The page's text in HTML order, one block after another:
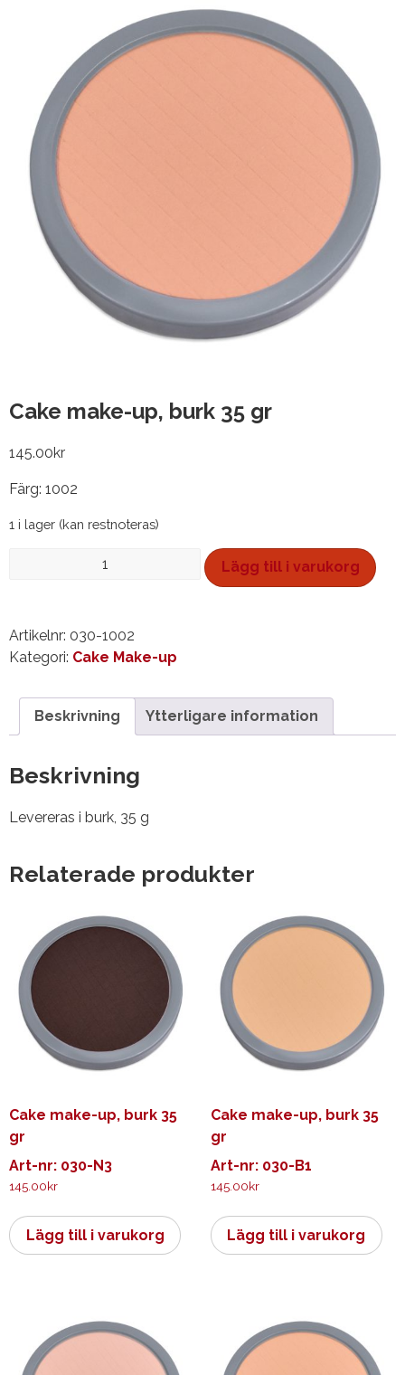
Cake make-up, burk 35 gr
145.00kr
Färg: 1002
1 i lager (kan restnoteras)
35
gr
Lägg till i varukorg
Artikelnr: 030-1002
Kategori: Cake Make-up
Beskrivning Ytterligare information
Beskrivning
Levereras i burk, 35 g
Relaterade produkter
Cake make-up, burk 35
gr
Art-nr: 030-N3
145.00kr
Lägg till i varukorg
Cake make-up, burk 35
gr
Art-nr: 030-B1
145.00kr
Lägg till i varukorg